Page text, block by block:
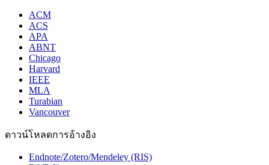
ACM
ACS
APA
ABNT
Chicago
Harvard
IEEE
MLA
Turabian
Vancouver
ดาวน์โหลดการอ้างอิง
Endnote/Zotero/Mendeley (RIS)